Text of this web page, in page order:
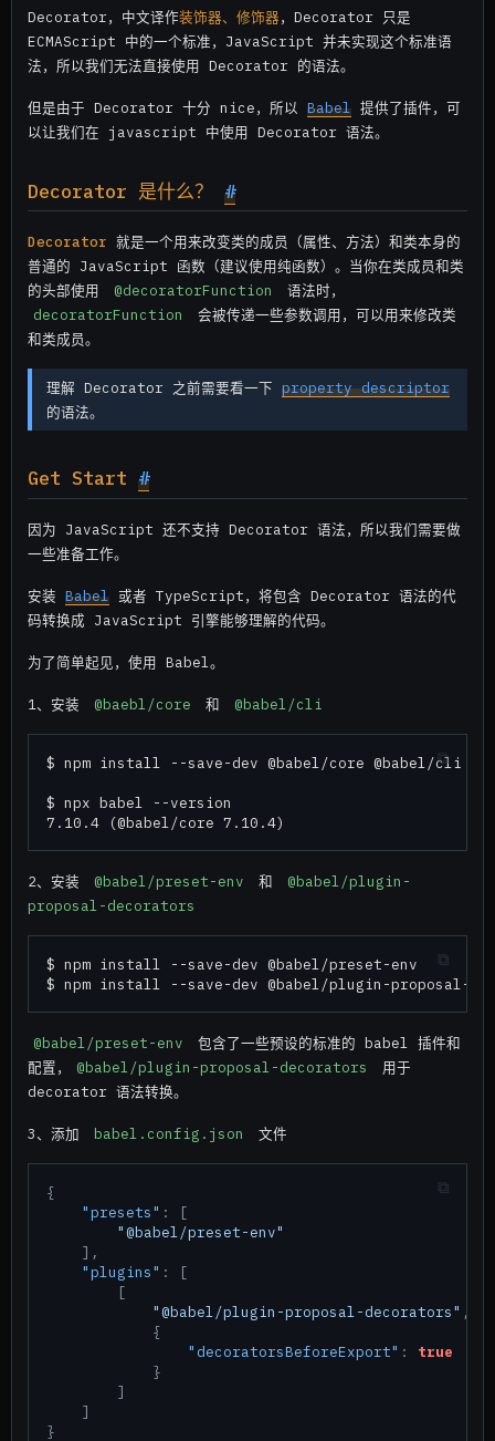
Decorator，中文译作装饰器、修饰器，Decorator 只是
ECMAScript 中的一个标准，JavaScript 并未实现这个标准语
法，所以我们无法直接使用 Decorator 的语法。
但是由于 Decorator 十分 nice，所以 Babel 提供了插件，可
以让我们在 javascript 中使用 Decorator 语法。
Decorator 是什么？ #
Decorator 就是一个用来改变类的成员（属性、方法）和类本身的
普通的 JavaScript 函数（建议使用纯函数）。当你在类成员和类
的头部使用
@decoratorFunction
语法时，
decoratorFunction
会被传递一些参数调用，可以用来修改类
和类成员。
理解 Decorator 之前需要看一下 property descriptor
的语法。
Get Start #
因为 JavaScript 还不支持 Decorator 语法，所以我们需要做
一些准备工作。
安装 Babel 或者 TypeScript，将包含 Decorator 语法的代
码转换成 JavaScript 引擎能够理解的代码。
为了简单起见，使用 Babel。
1、安装 @baebl/core 和 @babel/cli
$ npm install --save-dev @babel/core @babel/cli
$ npx babel --version
2、安装 @babel/preset-env 和
@babel/plugin-
proposal-decorators
$ npm install --save-dev @babel/preset-env
@babel/preset-env
包含了一些预设的标准的 babel 插件和
配置，
@babel/plugin-proposal-decorators
用于
decorator 语法转换。
3、添加 babel.config.json 文件
{
"presets" :
[
"@babel/preset-env"
] ,
"plugins" :
[
[
"@babel/plugin-proposal-decorators" ,
{
"decoratorsBeforeExport" :
true
}
]
]
}